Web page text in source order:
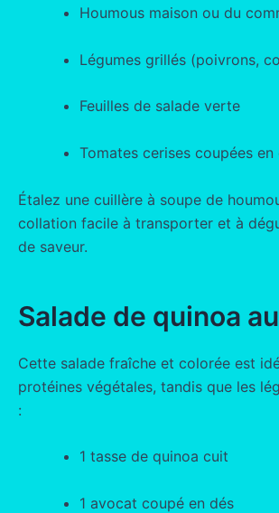
Houmous maison ou du
Légumes grillés (poivrons,
Feuilles de salade verte
Tomates cerises coupées en
Étalez une cuillère à soupe de
collation facile à transporter et à
de saveur.
Salade de quinoa
Cette salade fraîche et colorée est
protéines végétales, tandis que les
:
1 tasse de quinoa cuit
1 avocat coupé en dés